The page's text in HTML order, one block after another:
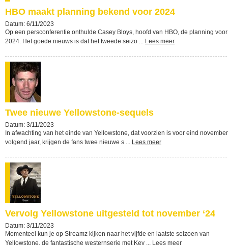
HBO maakt planning bekend voor 2024
Datum: 6/11/2023
Op een persconferentie onthulde Casey Bloys, hoofd van HBO, de planning voor
2024. Het goede nieuws is dat het tweede seizo ... Lees meer
Twee nieuwe Yellowstone-sequels
Datum: 3/11/2023
In afwachting van het einde van Yellowstone, dat voorzien is voor eind november
volgend jaar, krijgen de fans twee nieuwe s ... Lees meer
Vervolg Yellowstone uitgesteld tot november ‘24
Datum: 3/11/2023
Momenteel kun je op Streamz kijken naar het vijfde en laatste seizoen van
Yellowstone, de fantastische westernserie met Kev ... Lees meer